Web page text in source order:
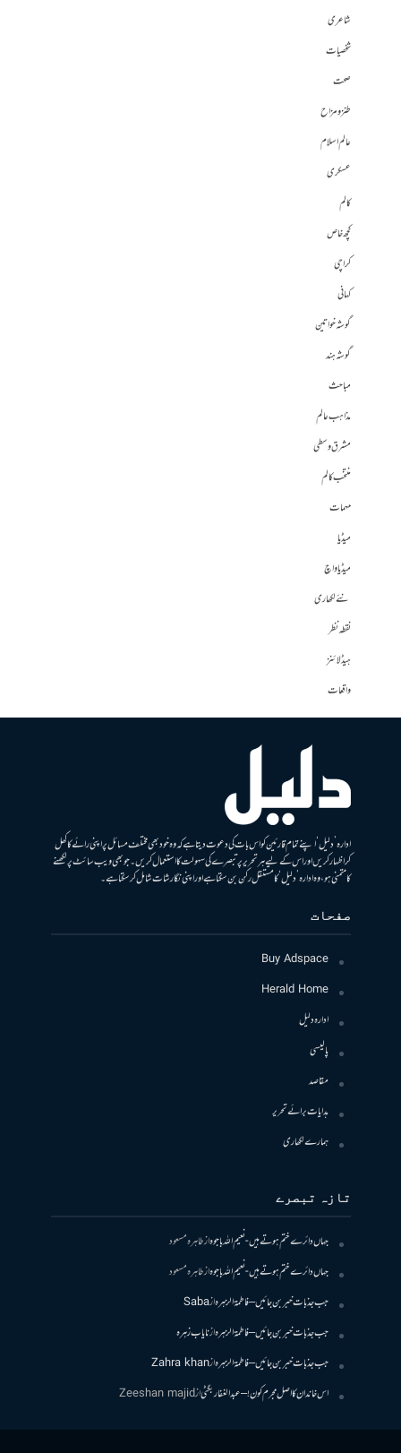
شاعری
شخصیات
صحت
طنز و مزاح
عالم اسلام
عسکری
کالم
کچھ خاص
کراچی
کہانی
گوشہ خواتین
گوشہ ہند
مباحث
مذاہب عالم
مشرق وسطی
منتخب کالم
مہمات
میڈیا
میڈیا واچ
نئے لکھاری
نقطہ نظر
ہیڈلائنز
واقعات
ادارہ ’دلیل‘ اپنے تمام قارئین کو اس بات کی دعوت دیتا ہے کہ وہ خود بھی مختلف مسائل پر اپنی رائے کا کھل
کر اظہار کریں اور اس کے لیے ہر تحریر پر تبصرے کی سہولت کا استعمال کریں۔ جو بھی ویب سائٹ پر لکھنے
کا متمنی ہو، وہ ادارہ ’دلیل‘ کا مستقل رکن بن سکتا ہے اور اپنی نگارشات شامل کرسکتا ہے۔
صفحات
Buy Adspace
Herald Home
ادارہ دلیل
پالیسی
مقاصد
ہدایات برائے تحریر
ہمارے لکھاری
تازہ تبصرے
جہاں دائرے ختم ہوتے ہیں- نعیم اللہ باجوہازطاہرہ مسعود
جہاں دائرے ختم ہوتے ہیں- نعیم اللہ باجوہازطاہرہ مسعود
جب جذبات خبر بن جائیں – فاطمۃالزہرہازSaba
جب جذبات خبر بن جائیں – فاطمۃالزہرہازنایاب زہرہ
جب جذبات خبر بن جائیں – فاطمۃالزہرہازZahra khan
اس خاندان کا اصل مجرم کون! – عبدالغفار بگٹیازZeeshan majid